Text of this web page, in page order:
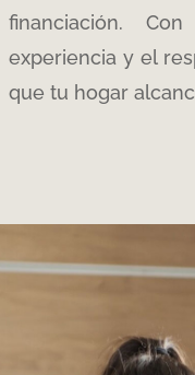
financiación.
experiencia y el
que tu hogar